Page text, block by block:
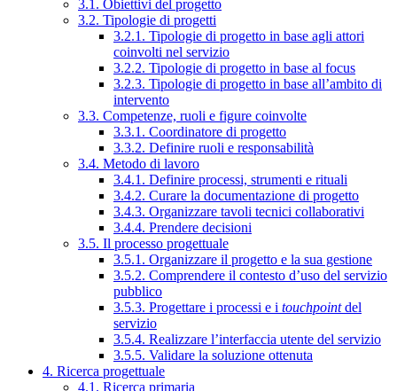
3.1. Obiettivi del progetto
3.2. Tipologie di progetti
3.2.1. Tipologie di progetto in base agli attori
coinvolti nel servizio
3.2.2. Tipologie di progetto in base al focus
3.2.3. Tipologie di progetto in base all’ambito di
intervento
3.3. Competenze, ruoli e figure coinvolte
3.3.1. Coordinatore di progetto
3.3.2. Definire ruoli e responsabilità
3.4. Metodo di lavoro
3.4.1. Definire processi, strumenti e rituali
3.4.2. Curare la documentazione di progetto
3.4.3. Organizzare tavoli tecnici collaborativi
3.4.4. Prendere decisioni
3.5. Il processo progettuale
3.5.1. Organizzare il progetto e la sua gestione
3.5.2. Comprendere il contesto d’uso del servizio
pubblico
3.5.3. Progettare i processi e i touchpointdel
servizio
3.5.4. Realizzare l’interfaccia utente del servizio
3.5.5. Validare la soluzione ottenuta
4. Ricerca progettuale
4.1. Ricerca primaria